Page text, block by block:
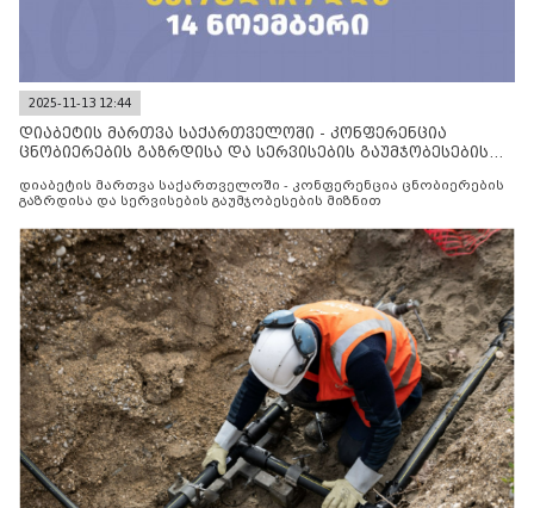
2025-11-13 12:44
დიაბეტის მართვა საქართველოში - კონფერენცია
ცნობიერების გაზრდისა და სერვისების გაუმჯობესების
დიაბეტის მართვა საქართველოში - კონფერენცია ცნობიერების
გაზრდისა და სერვისების გაუმჯობესების მიზნით